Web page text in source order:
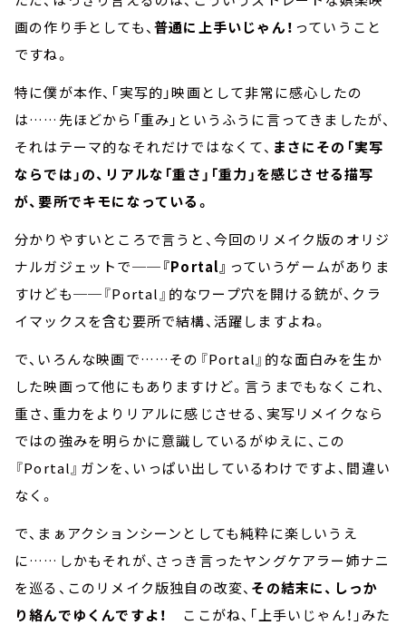
画の作り手としても、普通に上手いじゃん！ っていうこと
ですね。
特に僕が本作、「実写的」映画として非常に感心したの
は……先ほどから「重み」というふうに言ってきましたが、
それはテーマ的なそれだけではなくて、 まさにその「実写
ならでは」の、リアルな「重さ」「重力」を感じさせる描写
が、要所でキモになっている。
分かりやすいところで言うと、今回のリメイク版のオリジ
ナルガジェットで──『Portal』 っていうゲームがありま
すけども──『Portal』的なワープ穴を開ける銃が、クラ
イマックスを含む要所で結構、活躍しますよね。
で、いろんな映画で……その『Portal』的な面白みを生か
した映画って他にもありますけど。言うまでもなくこれ、
重さ、重力をよりリアルに感じさせる、実写リメイクなら
ではの強みを明らかに意識しているがゆえに、この
『Portal』ガンを、いっぱい出しているわけですよ、間違い
なく。
で、まぁアクションシーンとしても純粋に楽しいうえ
に……しかもそれが、さっき言ったヤングケアラー姉ナニ
を巡る、このリメイク版独自の改変、 その結末に、しっか
り絡んでゆくんですよ！
ここがね、「上手いじゃん！」みた